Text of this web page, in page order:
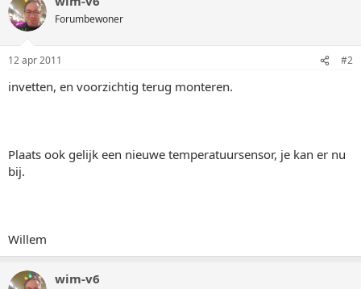
Forumbewoner
12 apr 2011 #2
invetten, en voorzichtig terug monteren.
Plaats ook gelijk een nieuwe temperatuursensor, je kan er nu
bij.
Willem
wim-v6